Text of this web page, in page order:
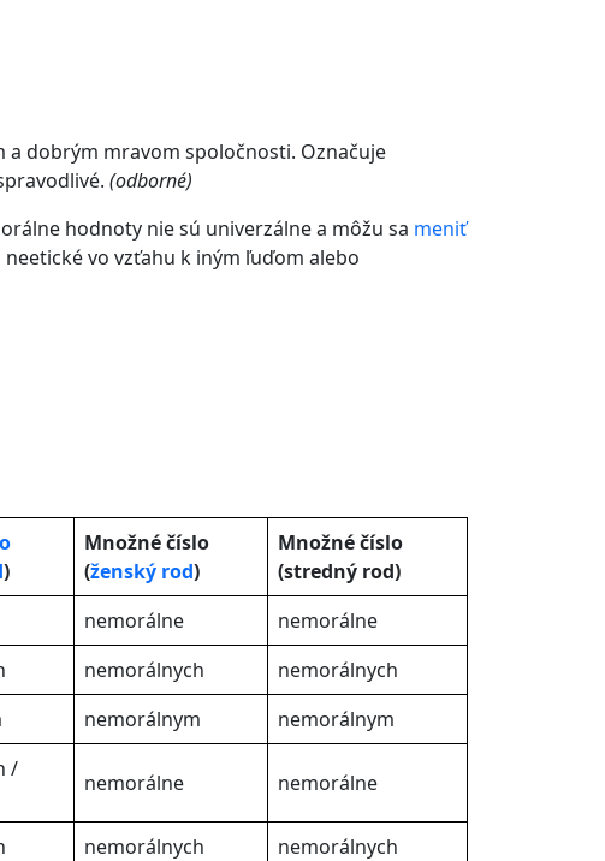
dobrým mravom spoločnosti. Označuje
(odborné)
hodnoty nie sú univerzálne a môžu sa meniť
vo vzťahu k iným ľuďom alebo
)
Množné číslo
(ženský rod)
Množné číslo
(stredný rod)
nemorálne
nemorálne
nemorálnych
nemorálnych
nemorálnym nemorálnym
/
nemorálne nemorálne
nemorálnych
nemorálnych